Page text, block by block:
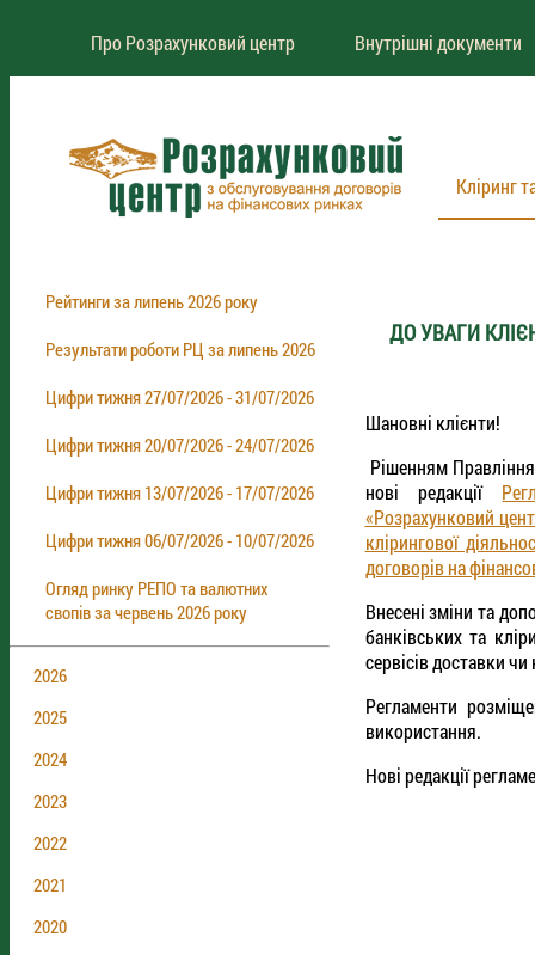
Про Розрахунковий центр Внутрішні документи
Кліринг
Рейтинги за липень 2026 року
Результати роботи РЦ за липень 2026
Цифри тижня 27/07/2026 - 31/07/2026
Цифри тижня 20/07/2026 - 24/07/2026
Цифри тижня 13/07/2026 - 17/07/2026
Цифри тижня 06/07/2026 - 10/07/2026
Огляд ринку РЕПО та валютних
свопів за червень 2026 року
2026
2025
2024
2023
2022
2021
2020
ДО УВАГИ
Шановні клієнти!
Рішенням
нові редакції
«Розрахунковий
клірингової
договорів на
Внесені зміни та
банківських та
сервісів доставки
Регламенти
використання.
Нові редакції